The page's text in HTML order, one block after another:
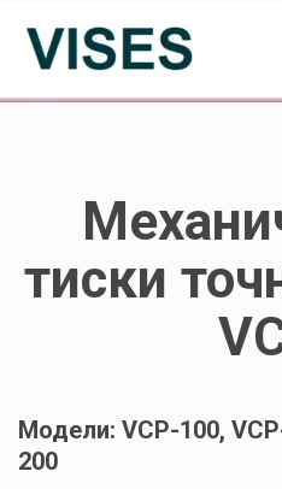
тиски
Модели: VCP-100,
200